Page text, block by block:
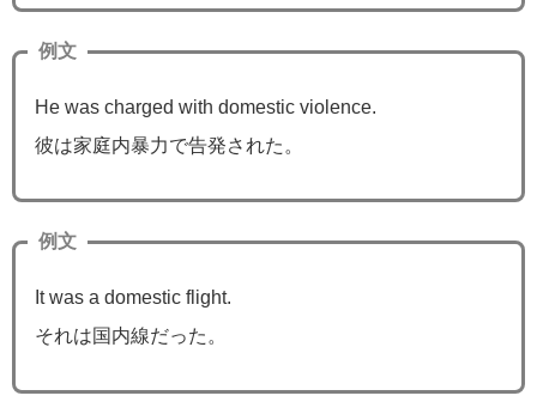
例文
He was charged with domestic violence.
彼は家庭内暴力で告発された。
例文
It was a domestic flight.
それは国内線だった。